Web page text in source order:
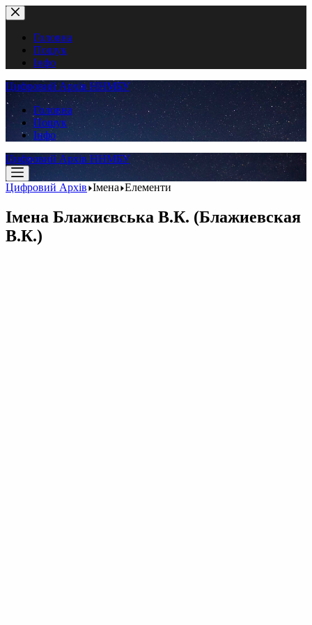
Перейти
до
вмістуГоловна
Пошук
Інфо
Цифровий Архів ННМБУ
Головна
Пошук
Інфо
Цифровий Архів ННМБУ
Цифровий Архів Імена Елементи
Імена Блажиєвська В.К. (Блажиевская
В.К.)